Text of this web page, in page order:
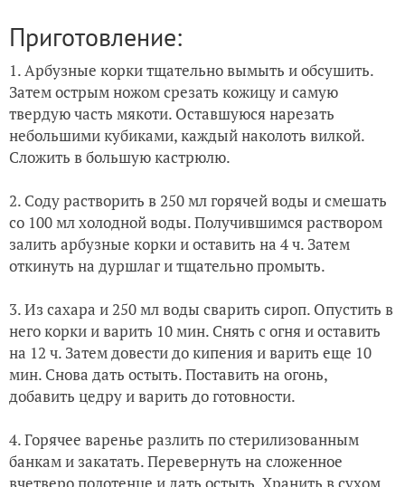
Приготовление:
1. Арбузные корки тщательно вымыть и обсушить.
Затем острым ножом срезать кожицу и самую
твердую часть мякоти. Оставшуюся нарезать
небольшими кубиками, каждый наколоть вилкой.
Сложить в большую кастрюлю.
2. Соду растворить в 250 мл горячей воды и смешать
со 100 мл холодной воды. Получившимся раствором
залить арбузные корки и оставить на 4 ч. Затем
откинуть на дуршлаг и тщательно промыть.
3. Из сахара и 250 мл воды сварить сироп. Опустить в
него корки и варить 10 мин. Снять с огня и оставить
на 12 ч. Затем довести до кипения и варить еще 10
мин. Снова дать остыть. Поставить на огонь,
добавить цедру и варить до готовности.
4. Горячее варенье разлить по стерилизованным
банкам и закатать. Перевернуть на сложенное